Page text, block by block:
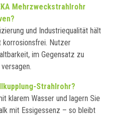
Mehrzweckstrahlrohr
und Industriequalität hält
korrosionsfrei. Nutzer
im Gegensatz zu
Strahlrohr?
klarem Wasser und lagern Sie
mit Essigessenz – so bleibt